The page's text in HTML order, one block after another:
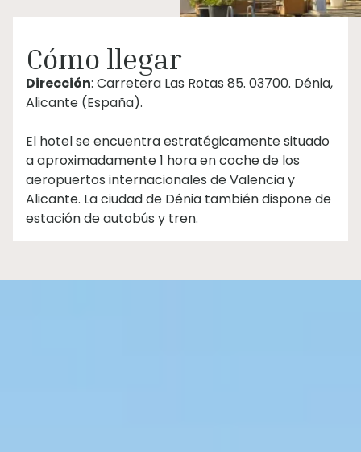
Cómo llegar
Dirección: Carretera Las Rotas 85. 03700. Dénia,
Alicante (España).
El hotel se encuentra estratégicamente situado
a aproximadamente 1 hora en coche de los
aeropuertos internacionales de Valencia y
Alicante. La ciudad de Dénia también dispone de
estación de autobús y tren.